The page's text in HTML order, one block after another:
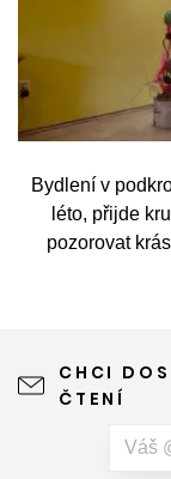
Bydlení v
léto, přijde
pozorovat
CHCI
ČTENÍ